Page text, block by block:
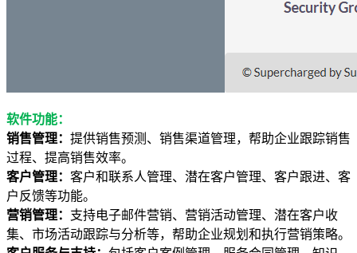
软件功能：
销售管理： 提供销售预测、销售渠道管理，帮助企业跟踪销售
过程、提高销售效率。
客户管理： 客户和联系人管理、潜在客户管理、客户跟进、客
户反馈等功能。
营销管理： 支持电子邮件营销、营销活动管理、潜在客户收
集、市场活动跟踪与分析等，帮助企业规划和执行营销策略。